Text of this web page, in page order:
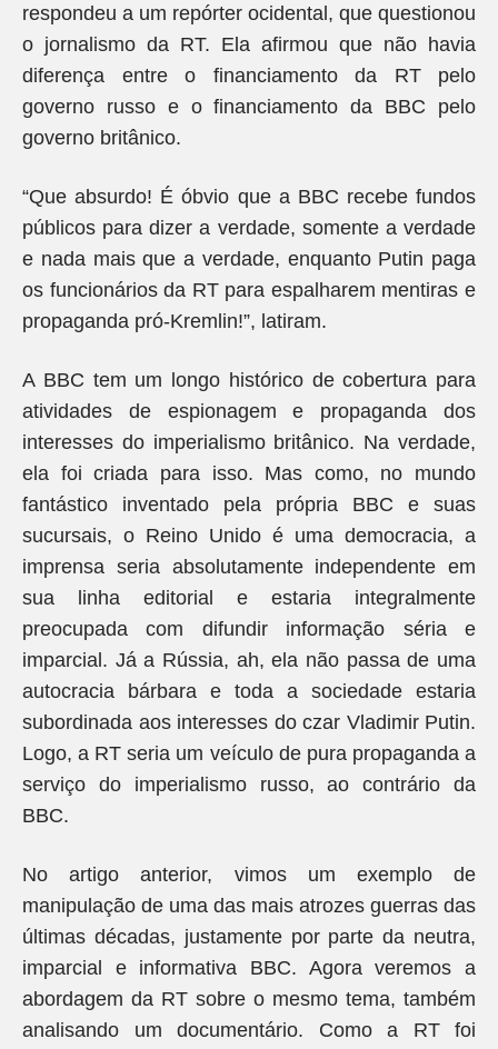
respondeu a um repórter ocidental, que questionou
o jornalismo da RT. Ela afirmou que não havia
diferença entre o financiamento da RT pelo
governo russo e o financiamento da BBC pelo
governo britânico.
“Que absurdo! É óbvio que a BBC recebe fundos
públicos para dizer a verdade, somente a verdade
e nada mais que a verdade, enquanto Putin paga
os funcionários da RT para espalharem mentiras e
propaganda pró-Kremlin!”, latiram.
A BBC tem um longo histórico de cobertura para
atividades de espionagem e propaganda dos
interesses do imperialismo britânico. Na verdade,
ela foi criada para isso. Mas como, no mundo
fantástico inventado pela própria BBC e suas
sucursais, o Reino Unido é uma democracia, a
imprensa seria absolutamente independente em
sua linha editorial e estaria integralmente
preocupada com difundir informação séria e
imparcial. Já a Rússia, ah, ela não passa de uma
autocracia bárbara e toda a sociedade estaria
subordinada aos interesses do czar Vladimir Putin.
Logo, a RT seria um veículo de pura propaganda a
serviço do imperialismo russo, ao contrário da
BBC.
No artigo anterior, vimos um exemplo de
manipulação de uma das mais atrozes guerras das
últimas décadas, justamente por parte da neutra,
imparcial e informativa BBC. Agora veremos a
abordagem da RT sobre o mesmo tema, também
analisando um documentário. Como a RT foi